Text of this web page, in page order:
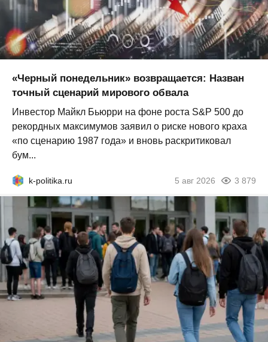
«Черный понедельник» возвращается: Назван
точный сценарий мирового обвала
Инвестор Майкл Бьюрри на фоне роста S&P 500 до
рекордных максимумов заявил о риске нового краха
«по сценарию 1987 года» и вновь раскритиковал
бум...
k-politika.ru 5 авг 2026 3 879